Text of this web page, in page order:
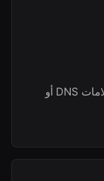
لا يحتفظ HulaVPN بتاريخ التصفح أو استعلامات DNS أو